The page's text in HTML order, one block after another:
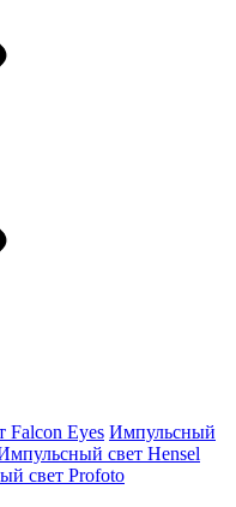
Falcon Eyes Импульсный
свет Hensel
свет Profoto